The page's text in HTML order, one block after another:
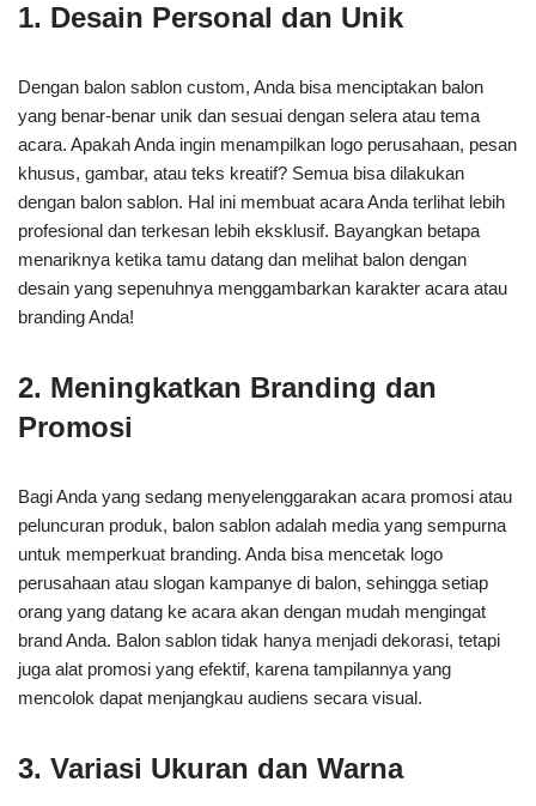
1. Desain Personal dan Unik
Dengan balon sablon custom, Anda bisa menciptakan balon
yang benar-benar unik dan sesuai dengan selera atau tema
acara. Apakah Anda ingin menampilkan logo perusahaan, pesan
khusus, gambar, atau teks kreatif? Semua bisa dilakukan
dengan balon sablon. Hal ini membuat acara Anda terlihat lebih
profesional dan terkesan lebih eksklusif. Bayangkan betapa
menariknya ketika tamu datang dan melihat balon dengan
desain yang sepenuhnya menggambarkan karakter acara atau
branding Anda!
2. Meningkatkan Branding dan
Promosi
Bagi Anda yang sedang menyelenggarakan acara promosi atau
peluncuran produk, balon sablon adalah media yang sempurna
untuk memperkuat branding. Anda bisa mencetak logo
perusahaan atau slogan kampanye di balon, sehingga setiap
orang yang datang ke acara akan dengan mudah mengingat
brand Anda. Balon sablon tidak hanya menjadi dekorasi, tetapi
juga alat promosi yang efektif, karena tampilannya yang
mencolok dapat menjangkau audiens secara visual.
3. Variasi Ukuran dan Warna